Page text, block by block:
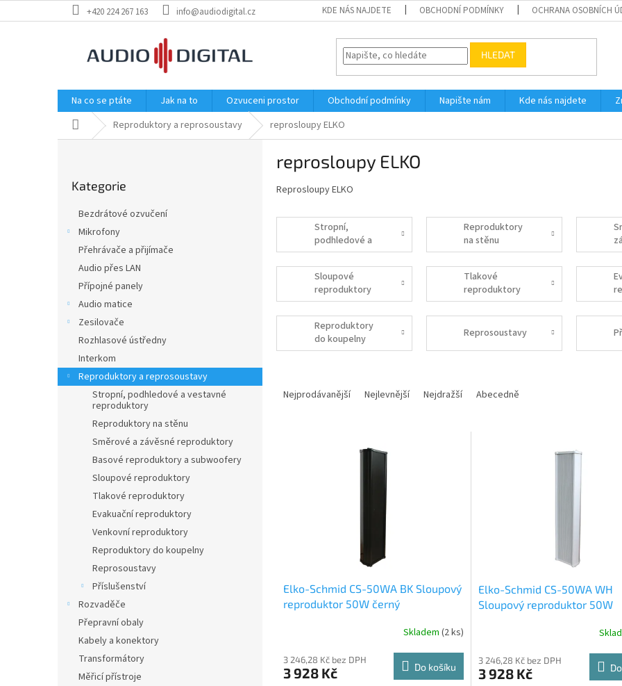
na
+420 224 267 163 info@audiodigital.cz KDE NÁS NAJDETE OBCHODNÍ PODMÍNKY OCHRANA OSOBNÍCH
HLEDAT
Na co se ptáte Jak na to Ozvuceni prostor Obchodní podmínky Napište nám Kde nás najdete
Domů Reproduktory a reprosoustavy reprosloupy ELKO
kategorie
Kategorie
Bezdrátové ozvučení
Mikrofony
Přehrávače a přijímače
Audio přes LAN
Přípojné panely
Audio matice
Zesilovače
Rozhlasové ústředny
Interkom
Reproduktory a reprosoustavy
Stropní, podhledové a vestavné
reproduktory
Reproduktory na stěnu
Směrové a závěsné reproduktory
Basové reproduktory a subwoofery
Sloupové reproduktory
Tlakové reproduktory
Evakuační reproduktory
Venkovní reproduktory
Reproduktory do koupelny
Reprosoustavy
Příslušenství
Rozvaděče
Přepravní obaly
Kabely a konektory
Transformátory
Měřicí přístroje
reprosloupy ELKO
Reprosloupy ELKO
Stropní,
podhledové a
vestavné
reproduktory
Reproduktory
na stěnu
Sloupové
reproduktory
Tlakové
reproduktory
Reproduktory
do koupelny
Reprosoustavy
Nejprodávanější Nejlevnější Nejdražší Abecedně
Elko-Schmid CS-50WA BK Sloupový
reproduktor 50W černý
Skladem (2 ks)
3 246,28 Kč bez DPH
3 928 Kč Do košíku
Elko-Schmid CS-50WA WH
Sloupový reproduktor 50W
3 246,28 Kč bez DPH
3 928 Kč